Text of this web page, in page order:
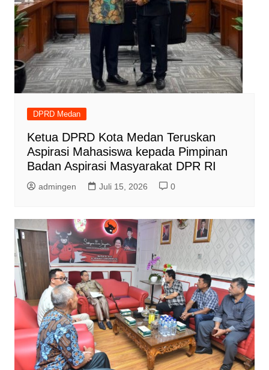
DPRD Medan
Ketua DPRD Kota Medan Teruskan
Aspirasi Mahasiswa kepada Pimpinan
Badan Aspirasi Masyarakat DPR RI
admingen Juli 15, 2026 0